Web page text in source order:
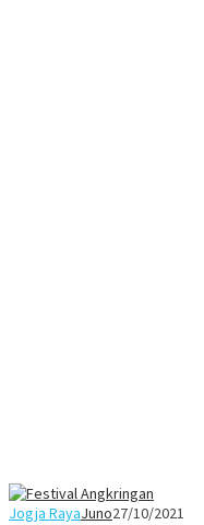
Jogja RayaJuno27/10/2021